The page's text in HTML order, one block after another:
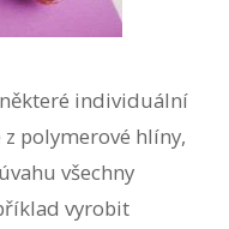
individuální
polymerové hlíny,
všechny
vyrobit